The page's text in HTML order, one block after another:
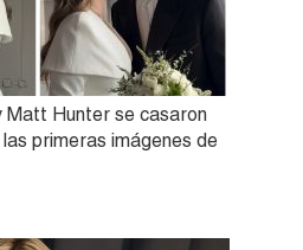
Hunter se casaron
primeras imágenes de